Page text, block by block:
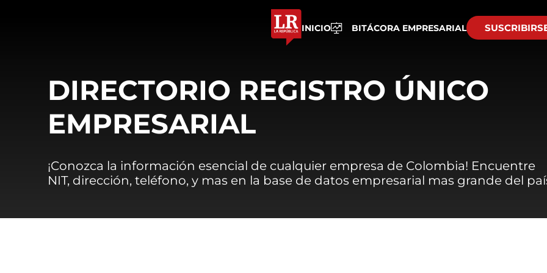
INICIO BITÁCORA EMPRESARIAL
DIRECTORIO REGISTRO ÚNICO
EMPRESARIAL
¡Conozca la información esencial de cualquier empresa de Colombia! Encuentre
NIT, dirección, teléfono, y mas en la base de datos empresarial mas grande del